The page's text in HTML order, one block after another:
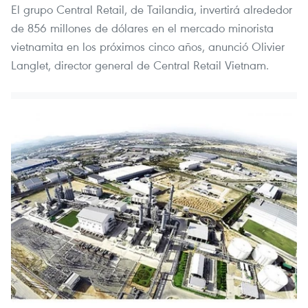
El grupo Central Retail, de Tailandia, invertirá alrededor
de 856 millones de dólares en el mercado minorista
vietnamita en los próximos cinco años, anunció Olivier
Langlet, director general de Central Retail Vietnam.